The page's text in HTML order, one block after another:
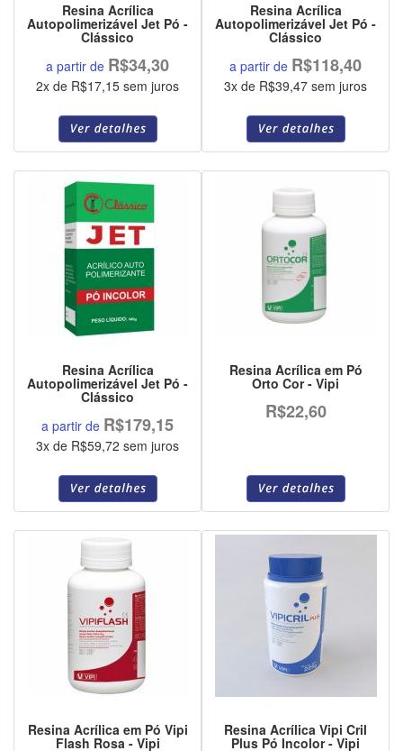
Resina Acrílica
Autopolimerizável Jet Pó -
Clássico
a partir de R$34,30
2x de R$17,15 sem juros
Resina Acrílica
Autopolimerizável Jet Pó -
Clássico
a partir de R$118,40
3x de R$39,47 sem juros
Resina Acrílica
Autopolimerizável Jet Pó -
Clássico
a partir de R$179,15
3x de R$59,72 sem juros
Resina Acrílica em Pó
Orto Cor - Vipi
R$22,60
Resina Acrílica em Pó Vipi
Flash Rosa - Vipi
Resina Acrílica Vipi Cril
Plus Pó Incolor - Vipi